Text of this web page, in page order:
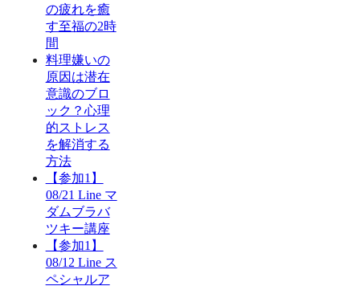
の疲れを癒
す至福の2時
間
料理嫌いの
原因は潜在
意識のブロ
ック？心理
的ストレス
を解消する
方法
【参加1】
08/21 Line マ
ダムブラバ
ツキー講座
【参加1】
08/12 Line ス
ペシャルア